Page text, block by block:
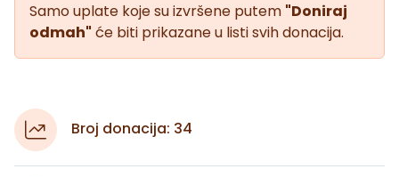
Samo uplate koje su izvršene putem "Doniraj
odmah" će biti prikazane u listi svih donacija.
Broj donacija: 34